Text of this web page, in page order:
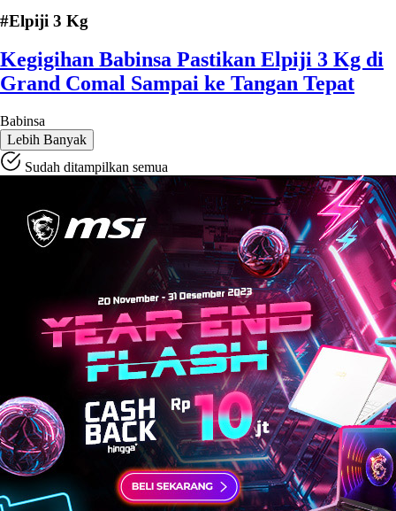
#Elpiji 3 Kg
Kegigihan Babinsa Pastikan Elpiji 3 Kg di
Grand Comal Sampai ke Tangan Tepat
Babinsa
Lebih Banyak
Sudah ditampilkan semua